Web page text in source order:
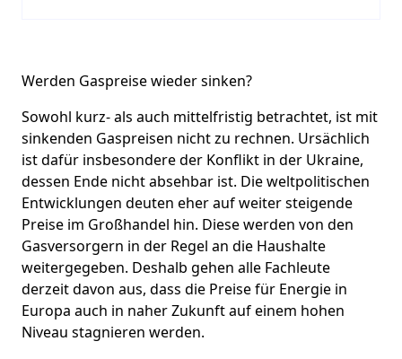
Werden Gaspreise wieder sinken?
Sowohl kurz- als auch mittelfristig betrachtet, ist mit
sinkenden Gaspreisen nicht zu rechnen. Ursächlich
ist dafür insbesondere der Konflikt in der Ukraine,
dessen Ende nicht absehbar ist. Die weltpolitischen
Entwicklungen deuten eher auf weiter steigende
Preise im Großhandel hin. Diese werden von den
Gasversorgern in der Regel an die Haushalte
weitergegeben. Deshalb gehen alle Fachleute
derzeit davon aus, dass die Preise für Energie in
Europa auch in naher Zukunft auf einem hohen
Niveau stagnieren werden.